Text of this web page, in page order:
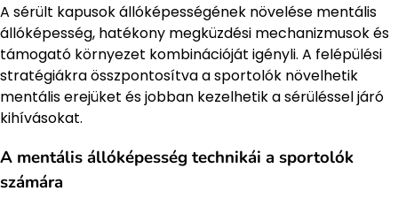
A sérült kapusok állóképességének növelése mentális
állóképesség, hatékony megküzdési mechanizmusok és
támogató környezet kombinációját igényli. A felépülési
stratégiákra összpontosítva a sportolók növelhetik
mentális erejüket és jobban kezelhetik a sérüléssel járó
kihívásokat.
A mentális állóképesség technikái a sportolók
számára